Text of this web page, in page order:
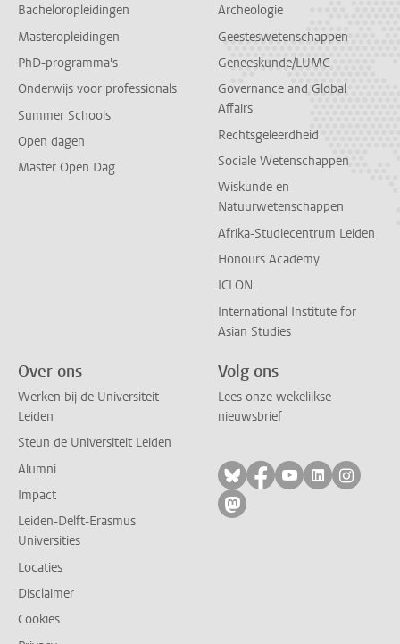
Bacheloropleidingen
Masteropleidingen
PhD-programma's
Onderwijs voor professionals
Summer Schools
Open dagen
Master Open Dag
Archeologie
Geesteswetenschappen
Geneeskunde/LUMC
Governance and Global
Affairs
Rechtsgeleerdheid
Sociale Wetenschappen
Wiskunde en
Natuurwetenschappen
Afrika-Studiecentrum Leiden
Honours Academy
ICLON
International Institute for
Asian Studies
Over ons
Werken bij de Universiteit
Leiden
Steun de Universiteit Leiden
Alumni
Impact
Leiden-Delft-Erasmus
Universities
Locaties
Disclaimer
Cookies
Volg ons
Lees onze wekelijkse
nieuwsbrief
Volg ons op bluesky
Volg ons op
Volg ons op
Volg ons
Volg
Volg ons op mastodon